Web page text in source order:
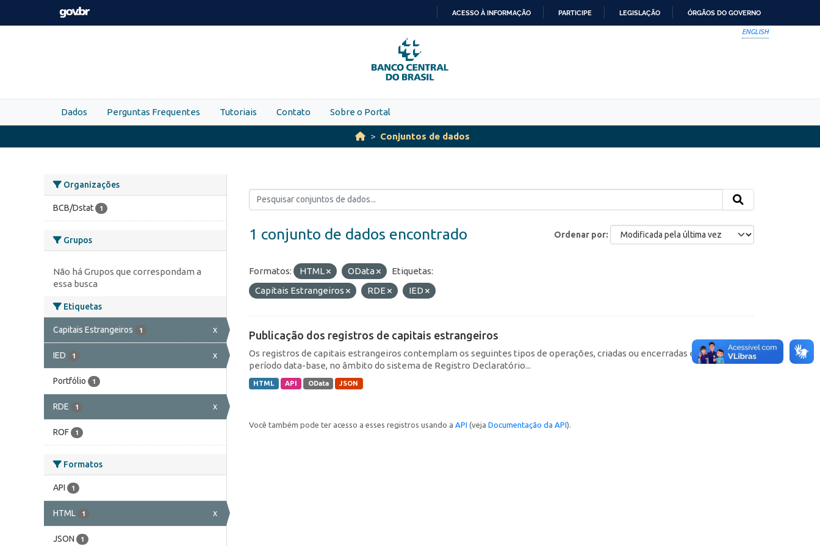
Skip to main content
PARA
O
CONTEÚDO
ACESSO À INFORMAÇÃO PARTICIPE LEGISLAÇÃO ÓRGÃOS DO GOVERNO
ENGLISH
Dados Perguntas Frequentes Tutoriais Contato Sobre o Portal
Conjuntos de dados
Organizações
BCB/Dstat 1
Grupos
Não há Grupos que correspondam a
essa busca
Etiquetas
Capitais Estrangeiros 1 x
IED 1 x
Portfólio 1
RDE 1 x
ROF 1
Formatos
API 1
HTML 1 x
JSON 1
Ordenar por
1 conjunto de dados encontrado
Formatos: HTML OData
Etiquetas:
Capitais Estrangeiros
RDE IED
Publicação dos registros de capitais estrangeiros
Os registros de capitais estrangeiros contemplam os seguintes tipos de operações, criadas ou encerradas em cada
período data-base, no âmbito do sistema de Registro Declaratório...
HTML API OData JSON
Você também pode ter acesso a esses registros usando a API (veja Documentação da API).